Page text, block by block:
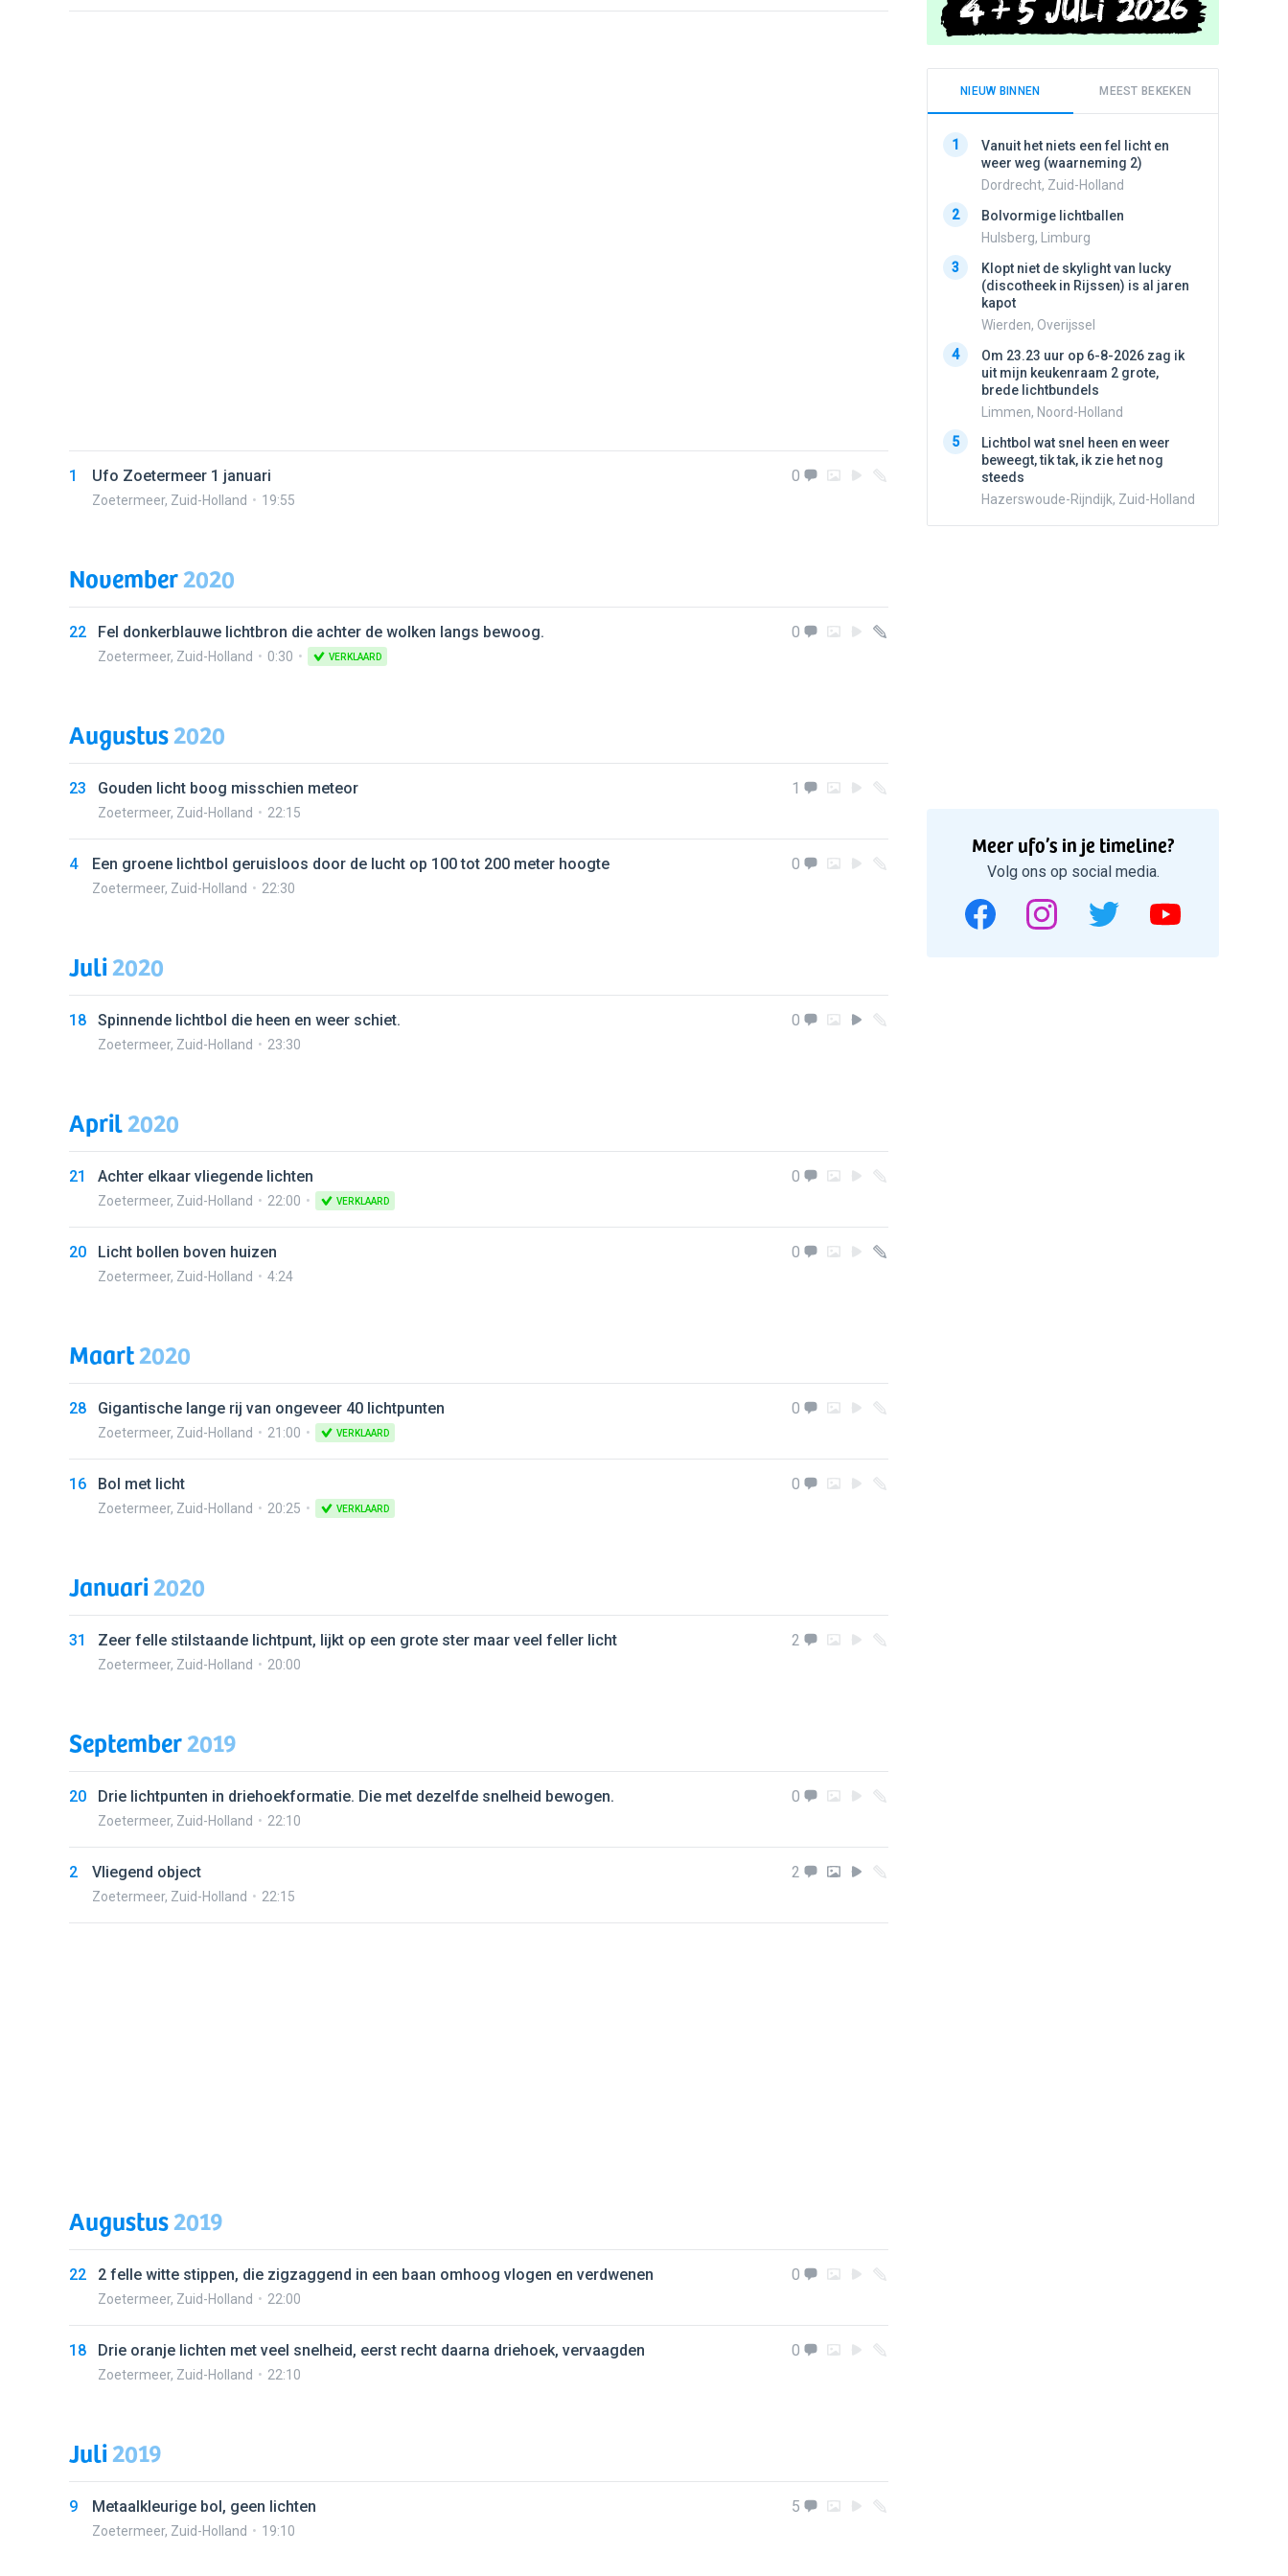
1 Ufo Zoetermeer 1 januari
Zoetermeer, Zuid-Holland 19:55
0
November2020
22 Fel donkerblauwe lichtbron die achter de wolken langs bewoog.
Zoetermeer, Zuid-Holland 0:30 VERKLAARD
0
Augustus2020
23 Gouden licht boog misschien meteor
Zoetermeer, Zuid-Holland 22:15
1
4 Een groene lichtbol geruisloos door de lucht op 100 tot 200 meter hoogte
Zoetermeer, Zuid-Holland 22:30
0
Juli2020
18 Spinnende lichtbol die heen en weer schiet.
Zoetermeer, Zuid-Holland 23:30
0
April2020
21 Achter elkaar vliegende lichten
Zoetermeer, Zuid-Holland 22:00 VERKLAARD
0
20 Licht bollen boven huizen
Zoetermeer, Zuid-Holland 4:24
0
Maart2020
28 Gigantische lange rij van ongeveer 40 lichtpunten
Zoetermeer, Zuid-Holland 21:00 VERKLAARD
0
16 Bol met licht
Zoetermeer, Zuid-Holland 20:25 VERKLAARD
0
Januari2020
31 Zeer felle stilstaande lichtpunt, lijkt op een grote ster maar veel feller licht
Zoetermeer, Zuid-Holland 20:00
2
September2019
20 Drie lichtpunten in driehoekformatie. Die met dezelfde snelheid bewogen.
Zoetermeer, Zuid-Holland 22:10
0
2 Vliegend object
Zoetermeer, Zuid-Holland 22:15
2
Augustus2019
22 2 felle witte stippen, die zigzaggend in een baan omhoog vlogen en verdwenen
Zoetermeer, Zuid-Holland 22:00
0
18 Drie oranje lichten met veel snelheid, eerst recht daarna driehoek, vervaagden
Zoetermeer, Zuid-Holland 22:10
0
Juli2019
9 Metaalkleurige bol, geen lichten
Zoetermeer, Zuid-Holland 19:10
5
NIEUW BINNEN MEEST BEKEKEN
1
Vanuit het niets een fel licht en
weer weg (waarneming 2)
Dordrecht, Zuid-Holland
2
Bolvormige lichtballen
Hulsberg, Limburg
3
Klopt niet de skylight van lucky
(discotheek in Rijssen) is al jaren
kapot
Wierden, Overijssel
4
Om 23.23 uur op 6-8-2026 zag ik
uit mijn keukenraam 2 grote,
brede lichtbundels
Limmen, Noord-Holland
5
Lichtbol wat snel heen en weer
beweegt, tik tak, ik zie het nog
steeds
Hazerswoude-Rijndijk, Zuid-Holland
Meer ufo’s in je timeline?
Volg ons op social media.